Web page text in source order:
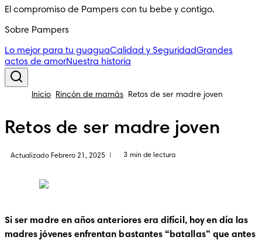
El compromiso de Pampers con tu bebe y contigo.
Sobre Pampers
Lo mejor para tu guaguaCalidad y SeguridadGrandes
actos de amorNuestra historia
Inicio Rincón de mamás Retos de ser madre joven
Retos de ser madre joven
Actualizado Febrero 21, 2025 3 min de lectura
Si ser madre en años anteriores era difícil, hoy en día las
madres jóvenes enfrentan bastantes “batallas” que antes